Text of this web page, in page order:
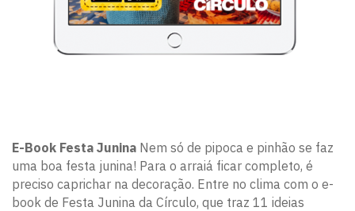
E-Book Festa Junina Nem só de pipoca e pinhão se faz
uma boa festa junina! Para o arraiá ficar completo, é
preciso caprichar na decoração. Entre no clima com o e-
book de Festa Junina da Círculo, que traz 11 ideias